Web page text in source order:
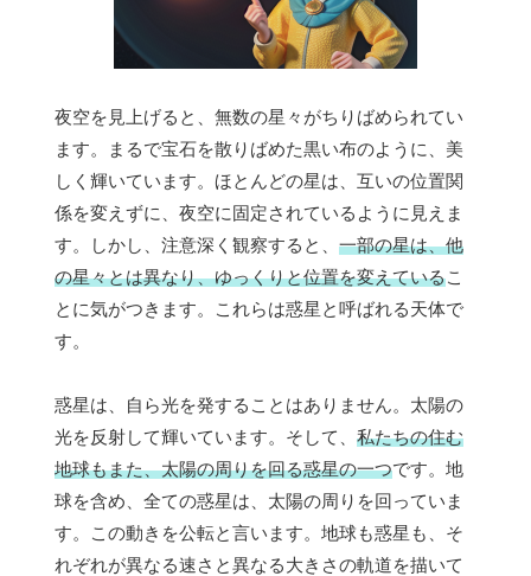
夜空を見上げると、無数の星々がちりばめられてい
ます。まるで宝石を散りばめた黒い布のように、美
しく輝いています。ほとんどの星は、互いの位置関
係を変えずに、夜空に固定されているように見えま
す。しかし、注意深く観察すると、 一部の星は、他
の星々とは異なり、ゆっくりと位置を変えているこ
とに気がつきます。これらは惑星と呼ばれる天体で
す。
惑星は、自ら光を発することはありません。太陽の
光を反射して輝いています。そして、 私たちの住む
地球もまた、太陽の周りを回る惑星の一つです。地
球を含め、全ての惑星は、太陽の周りを回っていま
す。この動きを公転と言います。地球も惑星も、そ
れぞれが異なる速さと異なる大きさの軌道を描いて